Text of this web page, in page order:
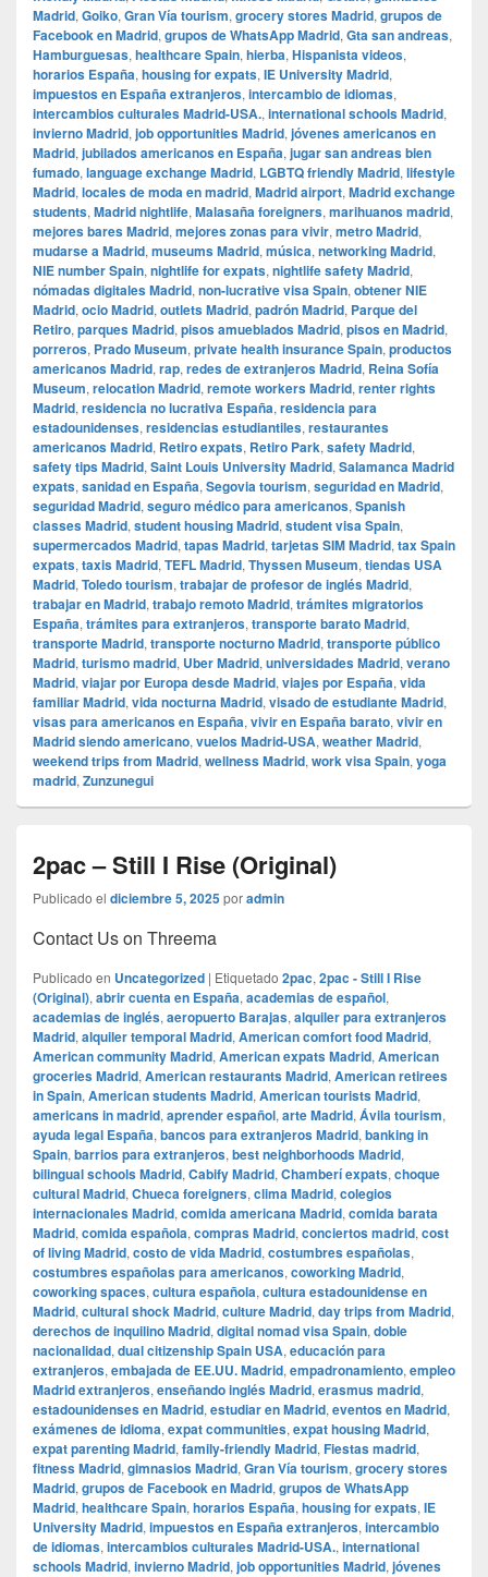
Madrid, Goiko, Gran Vía tourism, grocery stores Madrid, grupos de
Facebook en Madrid, grupos de WhatsApp Madrid, Gta san andreas,
Hamburguesas, healthcare Spain, hierba, Hispanista videos,
horarios España, housing for expats, IE University Madrid,
impuestos en España extranjeros, intercambio de idiomas,
intercambios culturales Madrid-USA., international schools Madrid,
invierno Madrid, job opportunities Madrid, jóvenes americanos en
Madrid, jubilados americanos en España, jugar san andreas bien
fumado, language exchange Madrid, LGBTQ friendly Madrid, lifestyle
Madrid, locales de moda en madrid, Madrid airport, Madrid exchange
students, Madrid nightlife, Malasaña foreigners, marihuanos madrid,
mejores bares Madrid, mejores zonas para vivir, metro Madrid,
mudarse a Madrid, museums Madrid, música, networking Madrid,
NIE number Spain, nightlife for expats, nightlife safety Madrid,
nómadas digitales Madrid, non-lucrative visa Spain, obtener NIE
Madrid, ocio Madrid, outlets Madrid, padrón Madrid, Parque del
Retiro, parques Madrid, pisos amueblados Madrid, pisos en Madrid,
porreros, Prado Museum, private health insurance Spain, productos
americanos Madrid, rap, redes de extranjeros Madrid, Reina Sofía
Museum, relocation Madrid, remote workers Madrid, renter rights
Madrid, residencia no lucrativa España, residencia para
estadounidenses, residencias estudiantiles, restaurantes
americanos Madrid, Retiro expats, Retiro Park, safety Madrid,
safety tips Madrid, Saint Louis University Madrid, Salamanca Madrid
expats, sanidad en España, Segovia tourism, seguridad en Madrid,
seguridad Madrid, seguro médico para americanos, Spanish
classes Madrid, student housing Madrid, student visa Spain,
supermercados Madrid, tapas Madrid, tarjetas SIM Madrid, tax Spain
expats, taxis Madrid, TEFL Madrid, Thyssen Museum, tiendas USA
Madrid, Toledo tourism, trabajar de profesor de inglés Madrid,
trabajar en Madrid, trabajo remoto Madrid, trámites migratorios
España, trámites para extranjeros, transporte barato Madrid,
transporte Madrid, transporte nocturno Madrid, transporte público
Madrid, turismo madrid, Uber Madrid, universidades Madrid, verano
Madrid, viajar por Europa desde Madrid, viajes por España, vida
familiar Madrid, vida nocturna Madrid, visado de estudiante Madrid,
visas para americanos en España, vivir en España barato, vivir en
Madrid siendo americano, vuelos Madrid-USA, weather Madrid,
weekend trips from Madrid, wellness Madrid, work visa Spain, yoga
madrid, Zunzunegui
2pac – Still I Rise (Original)
Publicado el diciembre 5, 2025poradmin
Contact Us on Threema
Publicado en Uncategorized | Etiquetado 2pac, 2pac - Still I Rise
(Original), abrir cuenta en España, academias de español,
academias de inglés, aeropuerto Barajas, alquiler para extranjeros
Madrid, alquiler temporal Madrid, American comfort food Madrid,
American community Madrid, American expats Madrid, American
groceries Madrid, American restaurants Madrid, American retirees
in Spain, American students Madrid, American tourists Madrid,
americans in madrid, aprender español, arte Madrid, Ávila tourism,
ayuda legal España, bancos para extranjeros Madrid, banking in
Spain, barrios para extranjeros, best neighborhoods Madrid,
bilingual schools Madrid, Cabify Madrid, Chamberí expats, choque
cultural Madrid, Chueca foreigners, clima Madrid, colegios
internacionales Madrid, comida americana Madrid, comida barata
Madrid, comida española, compras Madrid, conciertos madrid, cost
of living Madrid, costo de vida Madrid, costumbres españolas,
costumbres españolas para americanos, coworking Madrid,
coworking spaces, cultura española, cultura estadounidense en
Madrid, cultural shock Madrid, culture Madrid, day trips from Madrid,
derechos de inquilino Madrid, digital nomad visa Spain, doble
nacionalidad, dual citizenship Spain USA, educación para
extranjeros, embajada de EE.UU. Madrid, empadronamiento, empleo
Madrid extranjeros, enseñando inglés Madrid, erasmus madrid,
estadounidenses en Madrid, estudiar en Madrid, eventos en Madrid,
exámenes de idioma, expat communities, expat housing Madrid,
expat parenting Madrid, family-friendly Madrid, Fiestas madrid,
fitness Madrid, gimnasios Madrid, Gran Vía tourism, grocery stores
Madrid, grupos de Facebook en Madrid, grupos de WhatsApp
Madrid, healthcare Spain, horarios España, housing for expats, IE
University Madrid, impuestos en España extranjeros, intercambio
de idiomas, intercambios culturales Madrid-USA., international
schools Madrid, invierno Madrid, job opportunities Madrid, jóvenes